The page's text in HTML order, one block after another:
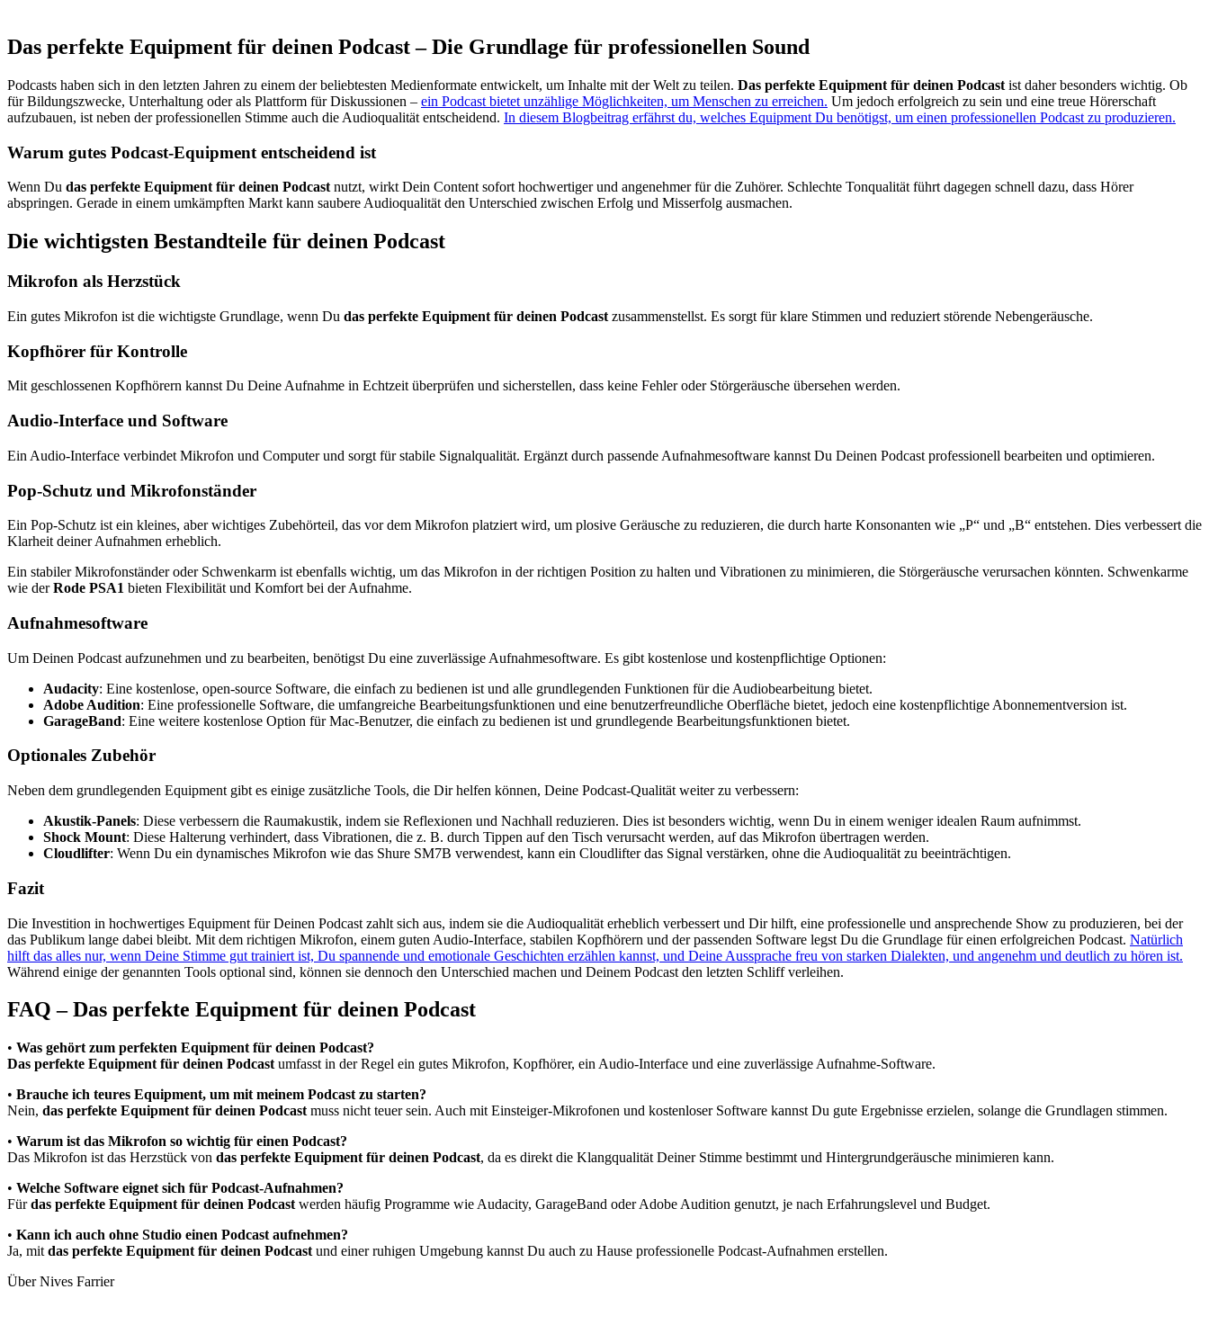
Das perfekte Equipment für deinen Podcast – Die Grundlage für professionellen Sound
Podcasts haben sich in den letzten Jahren zu einem der beliebtesten Medienformate entwickelt, um Inhalte mit der Welt zu teilen. Das perfekte Equipment für deinen Podcast ist daher besonders wichtig. Ob
für Bildungszwecke, Unterhaltung oder als Plattform für Diskussionen – ein Podcast bietet unzählige Möglichkeiten, um Menschen zu erreichen. Um jedoch erfolgreich zu sein und eine treue Hörerschaft
aufzubauen, ist neben der professionellen Stimme auch die Audioqualität entscheidend. In diesem Blogbeitrag erfährst du, welches Equipment Du benötigst, um einen professionellen Podcast zu produzieren.
Warum gutes Podcast-Equipment entscheidend ist
Wenn Du das perfekte Equipment für deinen Podcastnutzt, wirkt Dein Content sofort hochwertiger und angenehmer für die Zuhörer. Schlechte Tonqualität führt dagegen schnell dazu, dass Hörer
abspringen. Gerade in einem umkämpften Markt kann saubere Audioqualität den Unterschied zwischen Erfolg und Misserfolg ausmachen.
Die wichtigsten Bestandteile für deinen Podcast
Mikrofon als Herzstück
Ein gutes Mikrofon ist die wichtigste Grundlage, wenn Du das perfekte Equipment für deinen Podcast zusammenstellst. Es sorgt für klare Stimmen und reduziert störende Nebengeräusche.
Kopfhörer für Kontrolle
Mit geschlossenen Kopfhörern kannst Du Deine Aufnahme in Echtzeit überprüfen und sicherstellen, dass keine Fehler oder Störgeräusche übersehen werden.
Audio-Interface und Software
Ein Audio-Interface verbindet Mikrofon und Computer und sorgt für stabile Signalqualität. Ergänzt durch passende Aufnahmesoftware kannst Du Deinen Podcast professionell bearbeiten und optimieren.
Pop-Schutz und Mikrofonständer
Ein Pop-Schutz ist ein kleines, aber wichtiges Zubehörteil, das vor dem Mikrofon platziert wird, um plosive Geräusche zu reduzieren, die durch harte Konsonanten wie „P“ und „B“ entstehen. Dies verbessert die
Klarheit deiner Aufnahmen erheblich.
Ein stabiler Mikrofonständer oder Schwenkarm ist ebenfalls wichtig, um das Mikrofon in der richtigen Position zu halten und Vibrationen zu minimieren, die Störgeräusche verursachen könnten. Schwenkarme
wie derRode PSA1 bieten Flexibilität und Komfort bei der Aufnahme.
Aufnahmesoftware
Um Deinen Podcast aufzunehmen und zu bearbeiten, benötigst Du eine zuverlässige Aufnahmesoftware. Es gibt kostenlose und kostenpflichtige Optionen:
Audacity: Eine kostenlose, open-source Software, die einfach zu bedienen ist und alle grundlegenden Funktionen für die Audiobearbeitung bietet.
Adobe Audition: Eine professionelle Software, die umfangreiche Bearbeitungsfunktionen und eine benutzerfreundliche Oberfläche bietet, jedoch eine kostenpflichtige Abonnementversion ist.
GarageBand: Eine weitere kostenlose Option für Mac-Benutzer, die einfach zu bedienen ist und grundlegende Bearbeitungsfunktionen bietet.
Optionales Zubehör
Neben dem grundlegenden Equipment gibt es einige zusätzliche Tools, die Dir helfen können, Deine Podcast-Qualität weiter zu verbessern:
Akustik-Panels: Diese verbessern die Raumakustik, indem sie Reflexionen und Nachhall reduzieren. Dies ist besonders wichtig, wenn Du in einem weniger idealen Raum aufnimmst.
Shock Mount: Diese Halterung verhindert, dass Vibrationen, die z. B. durch Tippen auf den Tisch verursacht werden, auf das Mikrofon übertragen werden.
Cloudlifter: Wenn Du ein dynamisches Mikrofon wie das Shure SM7B verwendest, kann ein Cloudlifter das Signal verstärken, ohne die Audioqualität zu beeinträchtigen.
Fazit
Die Investition in hochwertiges Equipment für Deinen Podcast zahlt sich aus, indem sie die Audioqualität erheblich verbessert und Dir hilft, eine professionelle und ansprechende Show zu produzieren, bei der
das Publikum lange dabei bleibt. Mit dem richtigen Mikrofon, einem guten Audio-Interface, stabilen Kopfhörern und der passenden Software legst Du die Grundlage für einen erfolgreichen Podcast. Natürlich
hilft das alles nur, wenn Deine Stimme gut trainiert ist, Du spannende und emotionale Geschichten erzählen kannst, und Deine Aussprache freu von starken Dialekten, und angenehm und deutlich zu hören ist.
Während einige der genannten Tools optional sind, können sie dennoch den Unterschied machen und Deinem Podcast den letzten Schliff verleihen.
FAQ – Das perfekte Equipment für deinen Podcast
• Was gehört zum perfekten Equipment für deinen Podcast?
Das perfekte Equipment für deinen Podcast umfasst in der Regel ein gutes Mikrofon, Kopfhörer, ein Audio-Interface und eine zuverlässige Aufnahme-Software.
• Brauche ich teures Equipment, um mit meinem Podcast zu starten?
Nein, das perfekte Equipment für deinen Podcast muss nicht teuer sein. Auch mit Einsteiger-Mikrofonen und kostenloser Software kannst Du gute Ergebnisse erzielen, solange die Grundlagen stimmen.
• Warum ist das Mikrofon so wichtig für einen Podcast?
Das Mikrofon ist das Herzstück von das perfekte Equipment für deinen Podcast, da es direkt die Klangqualität Deiner Stimme bestimmt und Hintergrundgeräusche minimieren kann.
• Welche Software eignet sich für Podcast-Aufnahmen?
Fürdas perfekte Equipment für deinen Podcast werden häufig Programme wie Audacity, GarageBand oder Adobe Audition genutzt, je nach Erfahrungslevel und Budget.
• Kann ich auch ohne Studio einen Podcast aufnehmen?
Ja, mit das perfekte Equipment für deinen Podcast und einer ruhigen Umgebung kannst Du auch zu Hause professionelle Podcast-Aufnahmen erstellen.
Über Nives Farrier